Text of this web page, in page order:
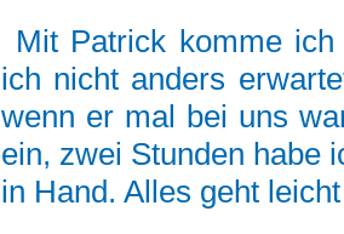
Mit Patrick komme
ich nicht anders
wenn er mal bei uns
ein, zwei Stunden habe
in Hand. Alles geht